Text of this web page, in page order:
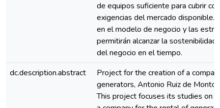
de equipos suficiente para cubrir
exigencias del mercado disponible.
en el modelo de negocio y las
permitirán alcanzar la sostenibilidad
del negocio en el tiempo.
dc.description.abstract
Project for the creation of a
generators, Antonio Ruiz de
This project focuses its studies on